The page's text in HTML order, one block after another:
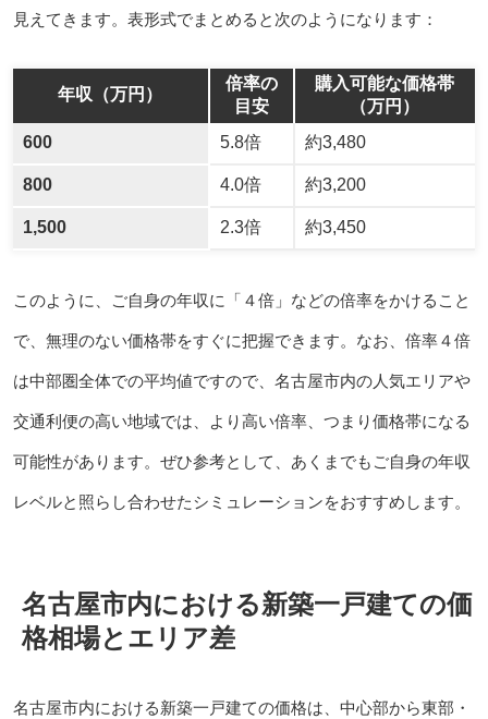
見えてきます。表形式でまとめると次のようになります：
年収（万円）
倍率の
目安
購入可能な価格帯
（万円）
600
5.8倍 約3,480
800 4.0倍 約3,200
1,500 2.3倍 約3,450
このように、ご自身の年収に「４倍」などの倍率をかけること
で、無理のない価格帯をすぐに把握できます。なお、倍率４倍
は中部圏全体での平均値ですので、名古屋市内の人気エリアや
交通利便の高い地域では、より高い倍率、つまり価格帯になる
可能性があります。ぜひ参考として、あくまでもご自身の年収
レベルと照らし合わせたシミュレーションをおすすめします。
名古屋市内における新築一戸建ての価
格相場とエリア差
名古屋市内における新築一戸建ての価格は、中心部から東部・